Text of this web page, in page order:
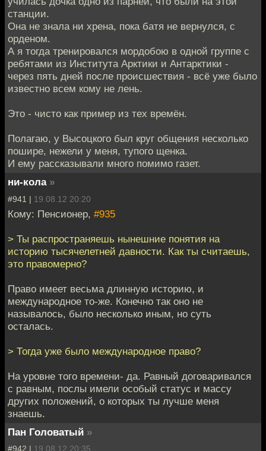
станции.
Она не знала ни хрена, пока батя не вернулся, с
орденом.
А я тогда тренировался мордобою в одной группе с
ребятами из Института Арктики и Антарктики -
через пять дней после происшествия - всё уже было
известно всем кому не лень.
Это - чисто как пример из тех времён.
Полагаю, у Высоцкого был круг общения несколько
пошире, нежели у меня, тупого щенка.
И ему рассказывали много помимо газет.
ни-кола »
#941 | 19.08.12 20:20
Кому: Пенсионер, #935
> Ты распространяешь нынешние понятия на
историю тысячелетней давности. Как ты считаешь,
это правомерно?
Право имеет весьма длинную историю, и
международное то-же. Конечно так оно не
называлось, было несколько иным, но суть
осталась.
> Тогда уже было международное право?
На уровне того времени- да. Равный договаривался
с равным, послы имели особый статус и массу
других положений, о которых ты лучше меня
знаешь.
Пан Головатый »
#942 | 19.08.12 20:35